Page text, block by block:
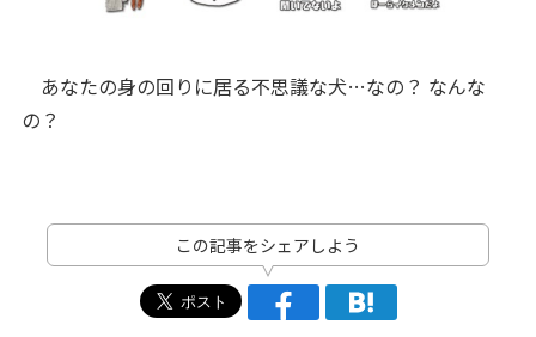
あなたの身の回りに居る不思議な犬…なの？ なんな
の？
この記事をシェアしよう